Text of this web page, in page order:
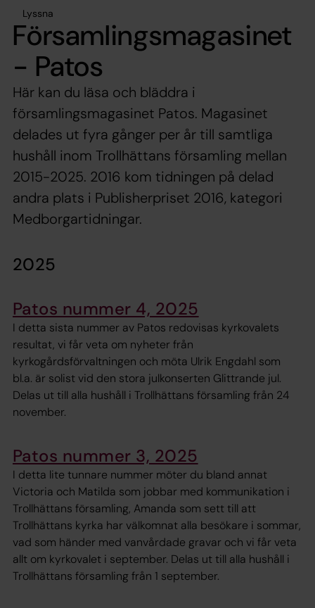
Lyssna
Församlingsmagasinet
- Patos
Här kan du läsa och bläddra i
församlingsmagasinet Patos. Magasinet
delades ut fyra gånger per år till samtliga
hushåll inom Trollhättans församling mellan
2015-2025. 2016 kom tidningen på delad
andra plats i Publisherpriset 2016, kategori
Medborgartidningar.
2025
Patos nummer 4, 2025
I detta sista nummer av Patos redovisas kyrkovalets
resultat, vi får veta om nyheter från
kyrkogårdsförvaltningen och möta Ulrik Engdahl som
bl.a. är solist vid den stora julkonserten Glittrande jul.
Delas ut till alla hushåll i Trollhättans församling från 24
november.
Patos nummer 3, 2025
I detta lite tunnare nummer möter du bland annat
Victoria och Matilda som jobbar med kommunikation i
Trollhättans församling, Amanda som sett till att
Trollhättans kyrka har välkomnat alla besökare i sommar,
vad som händer med vanvårdade gravar och vi får veta
allt om kyrkovalet i september. Delas ut till alla hushåll i
Trollhättans församling från 1 september.